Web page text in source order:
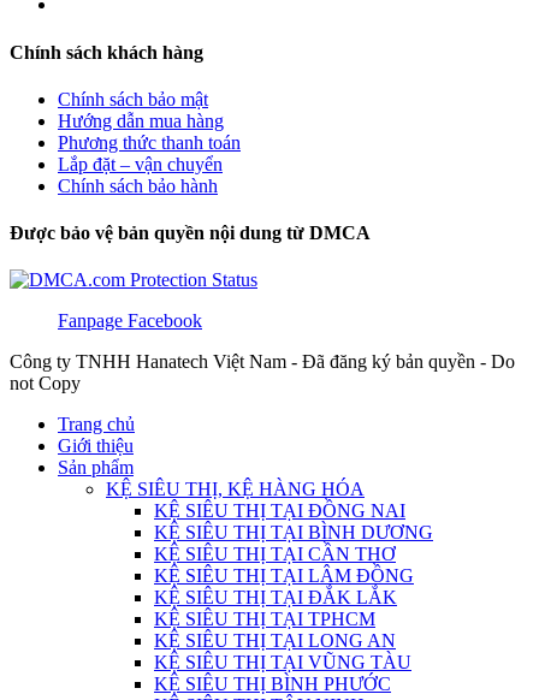
Chính sách khách hàng
Chính sách bảo mật
Hướng dẫn mua hàng
Phương thức thanh toán
Lắp đặt – vận chuyển
Chính sách bảo hành
Được bảo vệ bản quyền nội dung từ DMCA
Fanpage Facebook
Công ty TNHH Hanatech Việt Nam - Đã đăng ký bản quyền - Do
not Copy
Trang chủ
Giới thiệu
Sản phẩm
KỆ SIÊU THỊ, KỆ HÀNG HÓA
KỆ SIÊU THỊ TẠI ĐỒNG NAI
KỆ SIÊU THỊ TẠI BÌNH DƯƠNG
KỆ SIÊU THỊ TẠI CẦN THƠ
KỆ SIÊU THỊ TẠI LÂM ĐỒNG
KỆ SIÊU THỊ TẠI ĐẮK LẮK
KỆ SIÊU THỊ TẠI TPHCM
KỆ SIÊU THỊ TẠI LONG AN
KỆ SIÊU THỊ TẠI VŨNG TÀU
KỆ SIÊU THỊ BÌNH PHƯỚC